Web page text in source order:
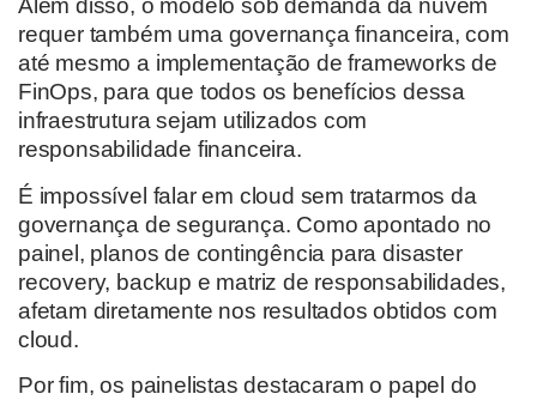
Além disso, o modelo sob demanda da nuvem
requer também uma governança financeira, com
até mesmo a implementação de frameworks de
FinOps, para que todos os benefícios dessa
infraestrutura sejam utilizados com
responsabilidade financeira.
É impossível falar em cloud sem tratarmos da
governança de segurança. Como apontado no
painel, planos de contingência para disaster
recovery, backup e matriz de responsabilidades,
afetam diretamente nos resultados obtidos com
cloud.
Por fim, os painelistas destacaram o papel do